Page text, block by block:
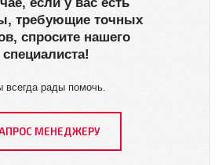
требующие точных
спросите нашего
специалиста!
всегда рады помочь.
МЕНЕДЖЕРУ